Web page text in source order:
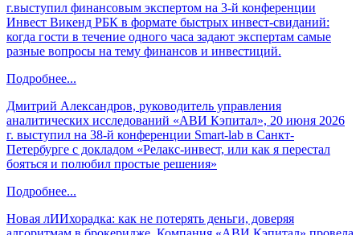
г.выступил финансовым экспертом на 3-й конференции
Инвест Викенд РБК в формате быстрых инвест-свиданий:
когда гости в течение одного часа задают экспертам самые
разные вопросы на тему финансов и инвестиций.
Подробнее...
Дмитрий Александров, руководитель управления
аналитических исследований «АВИ Кэпитал», 20 июня 2026
г. выступил на 38-й конференции Smart-lab в Санкт-
Петербурге с докладом «Релакс-инвест, или как я перестал
бояться и полюбил простые решения»
Подробнее...
Новая лИИхорадка: как не потерять деньги, доверяя